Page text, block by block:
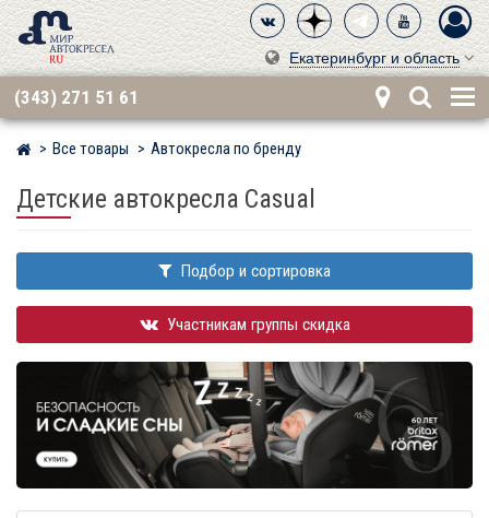
Екатеринбург и область
(343) 271 51 61
Мир детских автокресел
Все товары Автокресла по бренду
Детские автокресла Casual
Подбор и сортировка
Участникам группы скидка